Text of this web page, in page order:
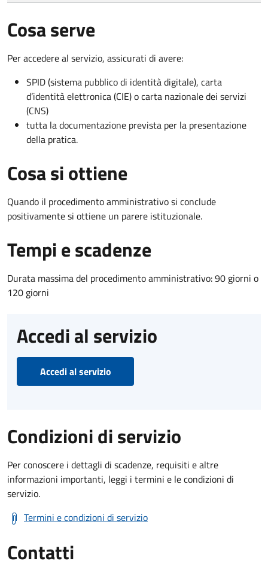
Cosa serve
Per accedere al servizio, assicurati di avere:
SPID (sistema pubblico di identità digitale), carta
d’identità elettronica (CIE) o carta nazionale dei servizi
(CNS)
tutta la documentazione prevista per la presentazione
della pratica.
Cosa si ottiene
Quando il procedimento amministrativo si conclude
positivamente si ottiene un parere istituzionale.
Tempi e scadenze
Durata massima del procedimento amministrativo: 90 giorni o
120 giorni
Accedi al servizio
Accedi al servizio
Condizioni di servizio
Per conoscere i dettagli di scadenze, requisiti e altre
informazioni importanti, leggi i termini e le condizioni di
servizio.
Termini e condizioni di servizio
Contatti